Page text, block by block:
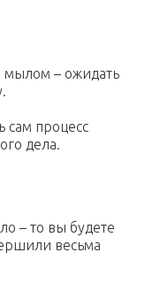
мылом – ожидать
сам процесс
дела.
– то вы будете
весьма